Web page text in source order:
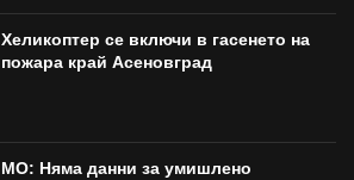
Хеликоптер се включи в гасенето на
пожара край Асеновград
МО: Няма данни за умишлено